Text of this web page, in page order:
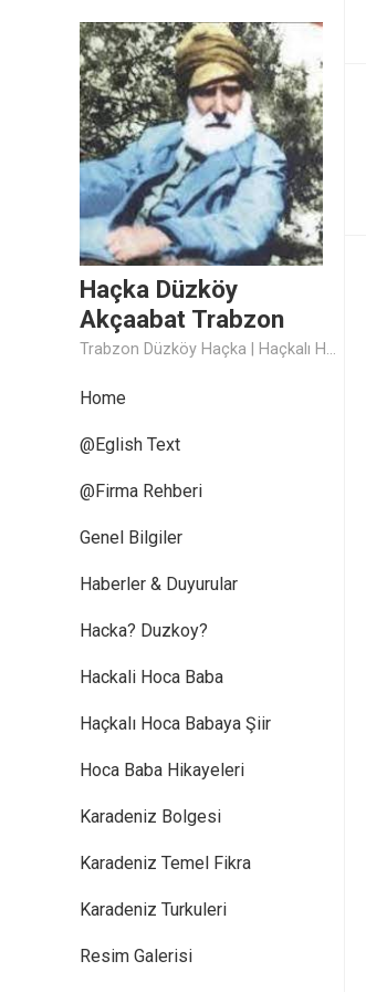
Haçka Düzköy
Akçaabat Trabzon
Trabzon Düzköy Haçka | Haçkalı Hoca Baba
Home
@Eglish Text
@Firma Rehberi
Genel Bilgiler
Haberler & Duyurular
Hacka? Duzkoy?
Hackali Hoca Baba
Haçkalı Hoca Babaya Şiir
Hoca Baba Hikayeleri
Karadeniz Bolgesi
Karadeniz Temel Fikra
Karadeniz Turkuleri
Resim Galerisi